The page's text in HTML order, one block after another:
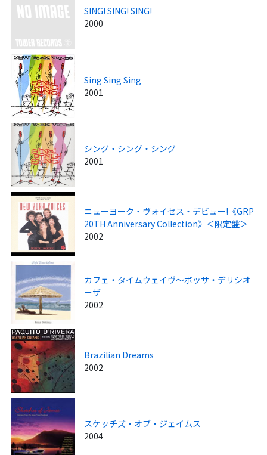
SING! SING! SING!
2000
Sing Sing Sing
2001
シング・シング・シング
2001
ニューヨーク・ヴォイセス・デビュー!《GRP
20TH Anniversary Collection》＜限定盤＞
2002
カフェ・タイムウェイヴ～ボッサ・デリシオ
ーザ
2002
Brazilian Dreams
2002
スケッチズ・オブ・ジェイムス
2004